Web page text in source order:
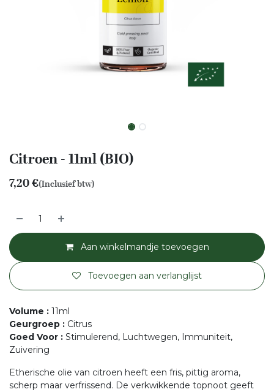
Citroen - 11ml (BIO)
7,20€(Inclusief btw)
Aan winkelmandje toevoegen
Toevoegen aan verlanglijst
Volume : 11ml
Geurgroep : Citrus
Goed Voor : Stimulerend, Luchtwegen, Immuniteit,
Zuivering
Etherische olie van citroen heeft een fris, pittig aroma,
scherp maar verfrissend. De verkwikkende topnoot geeft